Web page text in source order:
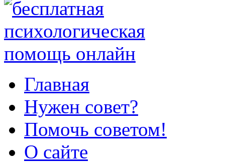
Главная
Нужен совет?
Помочь советом!
О сайте